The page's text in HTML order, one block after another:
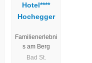
Hotel****
Hochegger
Familienerlebni
s am Berg
Bad St.